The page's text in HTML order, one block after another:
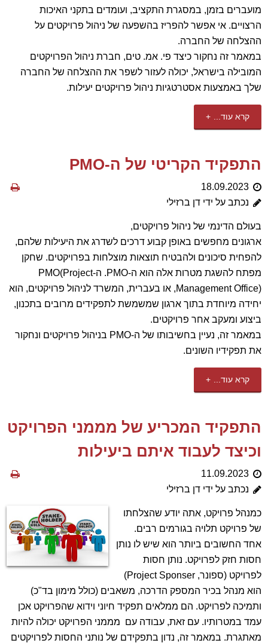
מועברים בזמן, במסגרת התקציב, ועומדים בתקני האיכות
הרצויים. אי אפשר להפריז בהשפעה של ניהול פרויקטים על
ההצלחה של החברה.
במאמר זה נחקור כיצד פי. אמ. טים, חברת ניהול הפרויקטים
המובילה בישראל, יכולה לעזור לשפר את ההצלחה של החברה
שלך באמצעות אסטרטגיות ניהול פרויקטים יעילות.
קרא עוד...
התפקיד הקריטי של ה-PMO
18.09.2023
נכתב על ידי דן ברזילי
בעולם הדינמי של ניהול פרויקטים,
ארגונים מחפשים באופן קבוע דרכים לשדרג את היעילות שלהם,
להפחית סיכונים ולהבטיח תוצאות מוצלחות בפרויקטים. שחקן
מפתח להשגת מטרות אלה הוא ה-PMO. ה-PMO(Project
Management Office), או בעברית, המשרד לניהול פרויקטים, הוא
יחידה מיוחדת בתוך ארגון שמשמשת לתפקידים מרובים בתכנון,
ביצוע ומעקב אחר פרויקטים.
במאמר זה, נעיין בחשיבותו של ה-PMO בניהול פרויקטים ונחקור
את תפקידיו השונים.
קרא עוד...
התפקיד המכריע של מממני הפרויקט
וכיצד לעבוד איתם ביעילות
11.09.2023
נכתב על ידי דן ברזילי
כמנהל פרויקט, אתה יודע שהצלחתו
של פרויקט תלויה בגורמים רבים.
אחד החשובים ביותר הוא שיש לו נותן
חסות חזק לפרויקט. נותן חסות
לפרויקט (ספונר, Project Sponser)
הוא מנהל בכיר המספק הדרכה, משאבים (כולל מימון בד"כ)
ותמיכה לפרויקט. הם ממלאים תפקיד חיוני וידוא שהפרויקט אכן
עמד במטרותיו. עם זאת, עבודה עם מממני הפרויקט יכולה להיות
מאתגרת. במאמר זה, נדון בתפקידם של נותני החסות לפרויקטים